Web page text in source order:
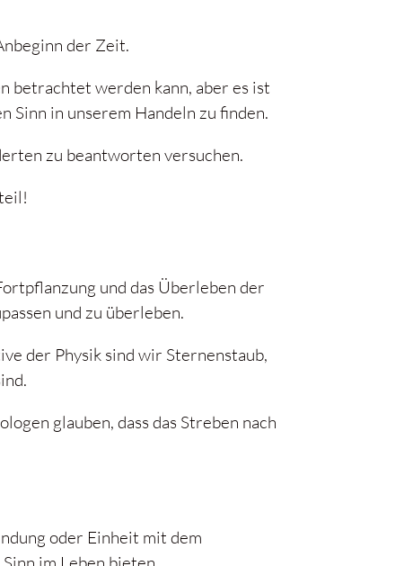
der Zeit.
betrachtet werden kann, aber es ist
Sinn in unserem Handeln zu finden.
zu beantworten versuchen.
und das Überleben der
und zu überleben.
der Physik sind wir Sternenstaub,
glauben, dass das Streben nach
oder Einheit mit dem